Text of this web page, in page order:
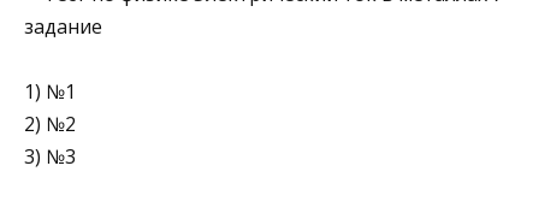
1) №1
2) №2
3) №3